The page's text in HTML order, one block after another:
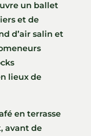
un ballet
et de
d’air salin et
lieux de
en terrasse
avant de